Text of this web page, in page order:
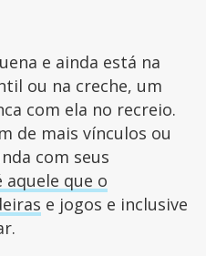
e ainda está na
ou na creche, um
com ela no recreio.
de mais vínculos ou
com seus
aquele que o
e jogos e inclusive